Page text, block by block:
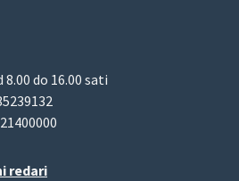
do 16.00 sati
redari